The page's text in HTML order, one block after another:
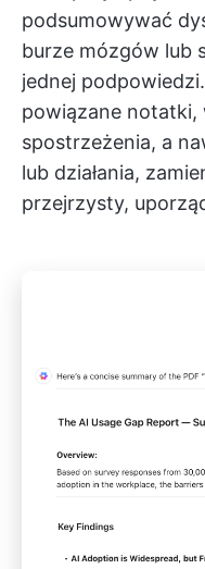
podsumowywać
burze mózgów lub
jednej
powiązane
spostrzeżenia, a
lub działania,
przejrzysty,